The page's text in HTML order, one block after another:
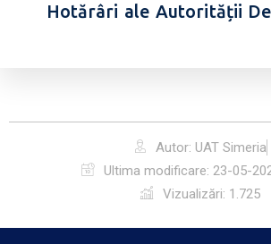
Hotărâri ale Autorității
Autor: UAT Simeria
Ultima modificare: 23-05-
Vizualizări: 1.725